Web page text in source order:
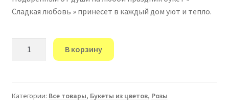
Сладкая любовь » принесет в каждый дом уют и тепло.
Количество
В корзину
Категории: Все товары, Букеты из цветов, Розы